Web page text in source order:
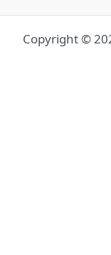
Copyright ©